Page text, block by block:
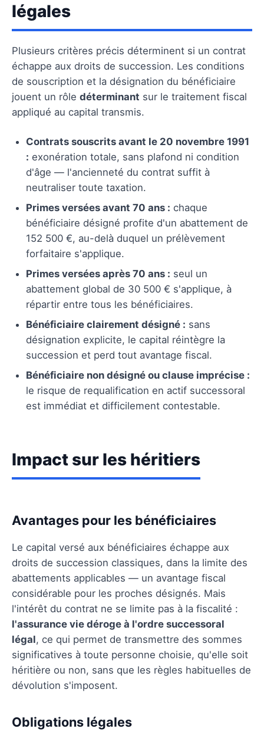
légales
Plusieurs critères précis déterminent si un contrat
échappe aux droits de succession. Les conditions
de souscription et la désignation du bénéficiaire
jouent un rôle déterminant sur le traitement fiscal
appliqué au capital transmis.
Contrats souscrits avant le 20 novembre 1991
: exonération totale, sans plafond ni condition
d'âge — l'ancienneté du contrat suffit à
neutraliser toute taxation.
Primes versées avant 70 ans : chaque
bénéficiaire désigné profite d'un abattement de
152 500 €, au-delà duquel un prélèvement
forfaitaire s'applique.
Primes versées après 70 ans : seul un
abattement global de 30 500 € s'applique, à
répartir entre tous les bénéficiaires.
Bénéficiaire clairement désigné : sans
désignation explicite, le capital réintègre la
succession et perd tout avantage fiscal.
Bénéficiaire non désigné ou clause imprécise :
le risque de requalification en actif successoral
est immédiat et difficilement contestable.
Impact sur les héritiers
Avantages pour les bénéficiaires
Le capital versé aux bénéficiaires échappe aux
droits de succession classiques, dans la limite des
abattements applicables — un avantage fiscal
considérable pour les proches désignés. Mais
l'intérêt du contrat ne se limite pas à la fiscalité :
l'assurance vie déroge à l'ordre successoral
légal, ce qui permet de transmettre des sommes
significatives à toute personne choisie, qu'elle soit
héritière ou non, sans que les règles habituelles de
dévolution s'imposent.
Obligations légales